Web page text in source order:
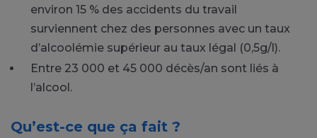
environ 15 % des accidents du travail
surviennent chez des personnes avec un taux
d’alcoolémie supérieur au taux légal (0,5g/l).
Entre 23 000 et 45 000 décès/an sont liés à
l’alcool.
Qu’est-ce que ça fait ?